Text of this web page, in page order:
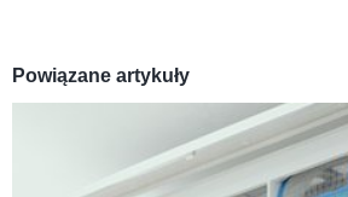
Powiązane artykuły